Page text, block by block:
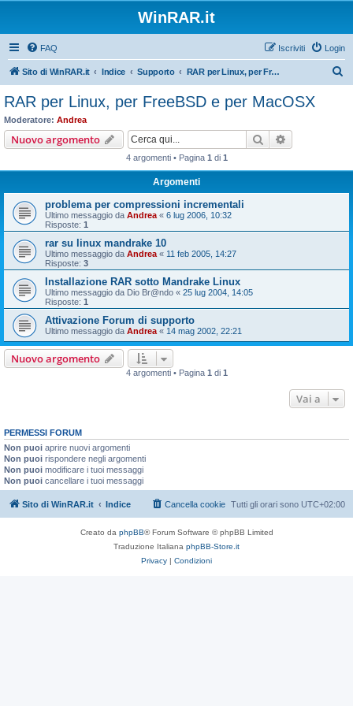
WinRAR.it
FAQ Login
Iscriviti
Sito di WinRAR.it Indice Supporto RAR per Linux, per FreeBSD e per MacOSX
RAR per Linux, per FreeBSD e per MacOSX
Moderatore: Andrea
Nuovo argomento Cerca
4 argomenti • Pagina 1 di 1
Argomenti
problema per compressioni incrementali
Ultimo messaggio da Andrea « 6 lug 2006, 10:32
Risposte: 1
rar su linux mandrake 10
Ultimo messaggio da Andrea « 11 feb 2005, 14:27
Risposte: 3
Installazione RAR sotto Mandrake Linux
Ultimo messaggio da Dio Br@ndo « 25 lug 2004, 14:05
Risposte: 1
Attivazione Forum di supporto
Ultimo messaggio da Andrea « 14 mag 2002, 22:21
Nuovo argomento
4 argomenti • Pagina 1 di 1
Vai a
PERMESSI FORUM
Non puoi aprire nuovi argomenti
Non puoi rispondere negli argomenti
Non puoi modificare i tuoi messaggi
Non puoi cancellare i tuoi messaggi
Sito di WinRAR.it Indice Tutti gli orari sono UTC+02:00
Cancella cookie
Creato da phpBB® Forum Software © phpBB Limited
Traduzione Italiana phpBB-Store.it
Privacy | Condizioni